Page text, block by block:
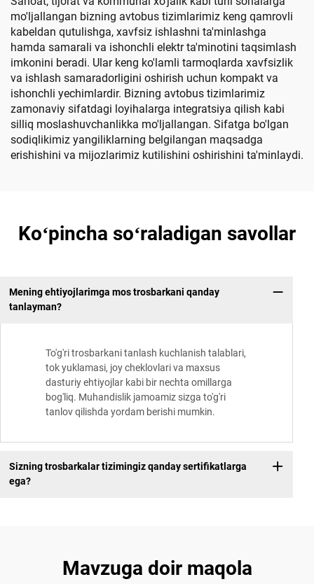
mo'ljallangan bizning avtobus tizimlarimiz keng qamrovli
kabeldan qutulishga, xavfsiz ishlashni ta'minlashga
hamda samarali va ishonchli elektr ta'minotini taqsimlash
imkonini beradi. Ular keng ko'lamli tarmoqlarda xavfsizlik
va ishlash samaradorligini oshirish uchun kompakt va
ishonchli yechimlardir. Bizning avtobus tizimlarimiz
zamonaviy sifatdagi loyihalarga integratsiya qilish kabi
silliq moslashuvchanlikka mo'ljallangan. Sifatga bo'lgan
sodiqlikimiz yangiliklarning belgilangan maqsadga
erishishini va mijozlarimiz kutilishini oshirishini ta'minlaydi.
Koʻpincha soʻraladigan savollar
Mening ehtiyojlarimga mos trosbarkani qanday
tanlayman?
To'g'ri trosbarkani tanlash kuchlanish talablari,
tok yuklamasi, joy cheklovlari va maxsus
dasturiy ehtiyojlar kabi bir nechta omillarga
bog'liq. Muhandislik jamoamiz sizga to'g'ri
tanlov qilishda yordam berishi mumkin.
Sizning trosbarkalar tizimingiz qanday sertifikatlarga
ega?
Mavzuga doir maqola